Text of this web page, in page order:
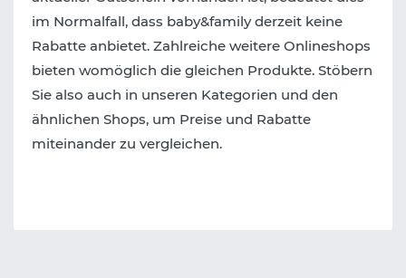
im Normalfall, dass baby&family derzeit keine
Rabatte anbietet. Zahlreiche weitere Onlineshops
bieten womöglich die gleichen Produkte. Stöbern
Sie also auch in unseren Kategorien und den
ähnlichen Shops, um Preise und Rabatte
miteinander zu vergleichen.